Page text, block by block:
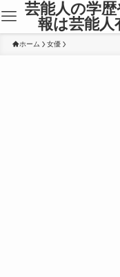
芸能人の学
報は芸能人
ホーム 女優